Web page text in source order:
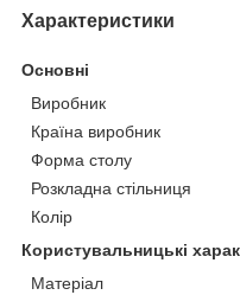
Характеристики
Основні
Виробник
Країна виробник
Форма столу
Розкладна стільниця
Колір
Користувальницькі
Матеріал